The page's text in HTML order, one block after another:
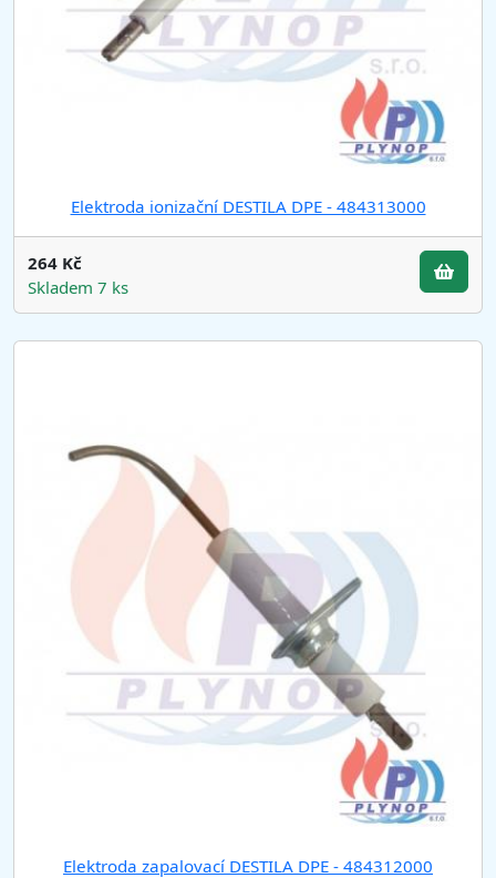
Elektroda ionizační DESTILA DPE - 484313000
264 Kč
Skladem 7 ks
Elektroda zapalovací DESTILA DPE - 484312000